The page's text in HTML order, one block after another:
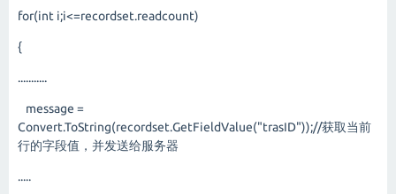
for(int i;i<=recordset.readcount)
{
...........
message =
Convert.ToString(recordset.GetFieldValue("trasID"));//获取当前
行的字段值，并发送给服务器
.....